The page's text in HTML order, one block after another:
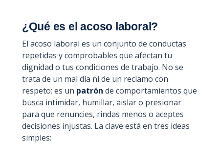
¿Qué es el acoso laboral?
El acoso laboral es un conjunto de conductas
repetidas y comprobables que afectan tu
dignidad o tus condiciones de trabajo. No se
trata de un mal día ni de un reclamo con
respeto: es un patrón de comportamientos que
busca intimidar, humillar, aislar o presionar
para que renuncies, rindas menos o aceptes
decisiones injustas. La clave está en tres ideas
simples: